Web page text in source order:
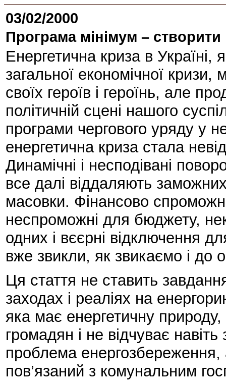
03/02/2000
Програма мінімум – створити
Енергетична криза в
загальної економічної
своїх героїв і героїнь, але
політичній сцені нашого
програми чергового уряду у
енергетична криза стала
Динамічні і несподівані
все далі віддаляють заможних
масовки. Фінансово
неспроможні для бюджету,
одних і вєєрні відключення
вже звикли, як звикаємо і до
Ця стаття не ставить
заходах і реаліях на
яка має енергетичну
громадян і не відчуває
проблема енергозбереження,
пов’язаний з комунальним